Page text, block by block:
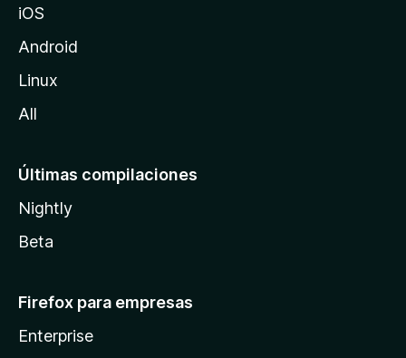
i
l
iOS
Android
Linux
All
Últimas compilaciones
Nightly
Beta
Firefox para empresas
Enterprise